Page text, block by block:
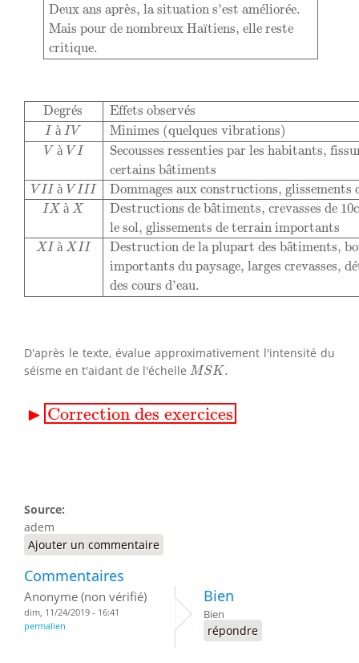
Deux ans après, la situation s'est améliorée.
Mais pour de nombreux Haïtiens, elle reste
critique.
Degrés Effets observés
I à I V Minimes (quelques vibrations)
V à V I
Secousses ressenties par les habitants,
certains bâtiments
V II à V III Dommages aux constructions, glissements
IX à X Destructions de bâtiments, crevasses de
le sol, glissements de terrain importants
XI à XII Destruction de la plupart des bâtiments,
importants du paysage, larges crevasses, dé
des cours d'eau.
DegrésEffets observésIàIVMinimes (quelques
D'après le texte, évalue approximativement l'intensité du
séisme en t'aidant de l'échelle MSK.
MSK.
▶ Correction des exercices
Correction des exercices
Source:
adem
Ajouter un commentaire
Commentaires
Anonyme (non vérifié)
dim, 11/24/2019 - 16:41
permalien
Bien
Bien
répondre